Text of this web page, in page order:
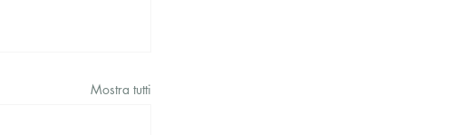
Mostra tutti